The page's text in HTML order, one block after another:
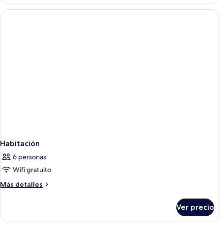
Habitación
6 personas
Wifi gratuito
Más detalles
Más
Ver precio